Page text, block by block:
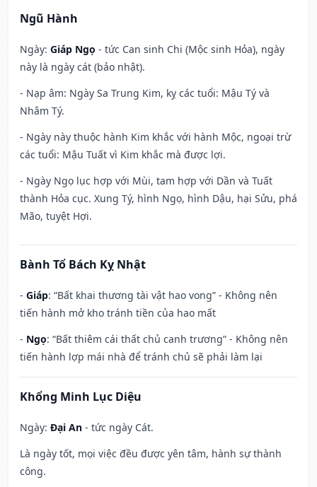
Ngũ Hành
Ngày: Giáp Ngọ - tức Can sinh Chi (Mộc sinh Hỏa), ngày
này là ngày cát (bảo nhật).
- Nạp âm: Ngày Sa Trung Kim, kỵ các tuổi: Mậu Tý và
Nhâm Tý.
- Ngày này thuộc hành Kim khắc với hành Mộc, ngoại trừ
các tuổi: Mậu Tuất vì Kim khắc mà được lợi.
- Ngày Ngọ lục hợp với Mùi, tam hợp với Dần và Tuất
thành Hỏa cục. Xung Tý, hình Ngọ, hình Dậu, hại Sửu, phá
Mão, tuyệt Hợi.
Bành Tổ Bách Kỵ Nhật
- Giáp: “Bất khai thương tài vật hao vong” - Không nên
tiến hành mở kho tránh tiền của hao mất
- Ngọ: “Bất thiêm cái thất chủ canh trương” - Không nên
tiến hành lợp mái nhà để tránh chủ sẽ phải làm lại
Khổng Minh Lục Diệu
Ngày: Đại An - tức ngày Cát.
Là ngày tốt, mọi việc đều được yên tâm, hành sự thành
công.